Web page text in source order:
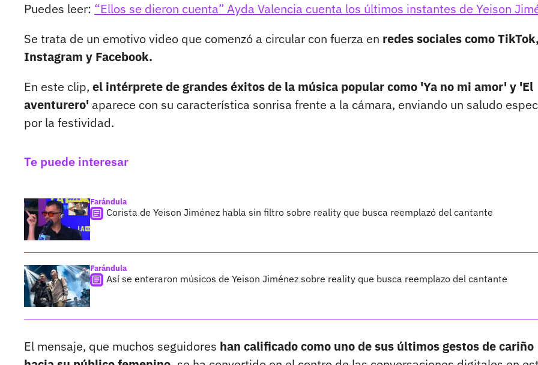
Puedes leer: “Ellos se dieron cuenta” Ayda Valencia cuenta los últimos instantes de Yeison
Se trata de un emotivo video que comenzó a circular con fuerza en redes sociales como
Instagram y Facebook.
En este clip, el intérprete de grandes éxitos de la música popular como 'Ya no mi amor' y 'El
aventurero' aparece con su característica sonrisa frente a la cámara, enviando un saludo
por la festividad.
Te puede interesar
Farándula
Corista de Yeison Jiménez habla sin filtro sobre reality que busca reemplazó del cantante
Farándula
Así se enteraron músicos de Yeison Jiménez sobre reality que busca reemplazo del cantante
El mensaje, que muchos seguidores han calificado como uno de sus últimos gestos de cariño